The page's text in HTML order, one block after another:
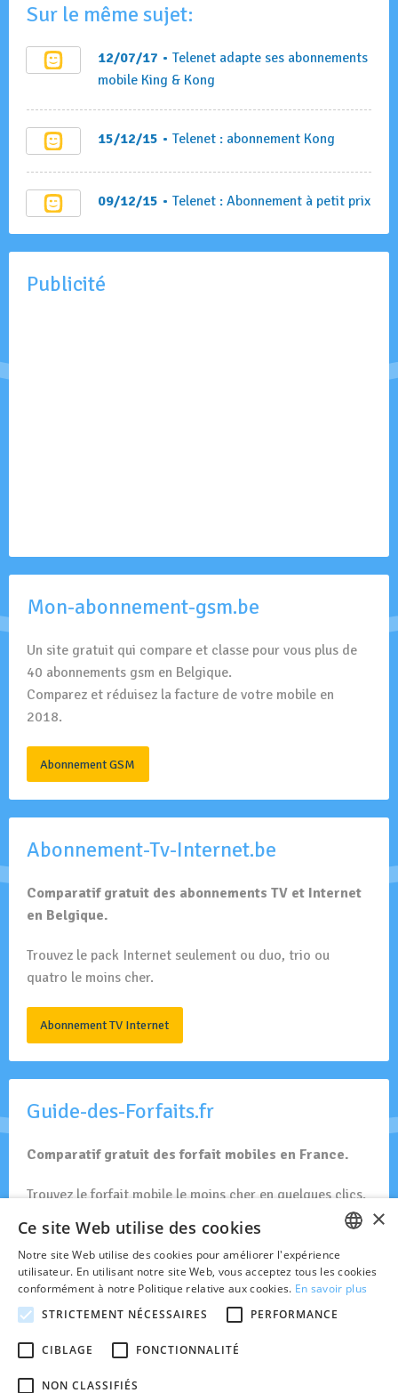
Sur le même sujet:
12/07/17 • Telenet adapte ses abonnements
mobile King & Kong
15/12/15 • Telenet : abonnement Kong
09/12/15 • Telenet : Abonnement à petit prix
Publicité
Mon-abonnement-gsm.be
Un site gratuit qui compare et classe pour vous plus de
40 abonnements gsm en Belgique.
Comparez et réduisez la facture de votre mobile en
2018.
Abonnement GSM
Abonnement-Tv-Internet.be
Comparatif gratuit des abonnements TV et Internet
en Belgique.
Trouvez le pack Internet seulement ou duo, trio ou
quatro le moins cher.
Abonnement TV Internet
Guide-des-Forfaits.fr
Comparatif gratuit des forfait mobiles en France.
Trouvez le forfait mobile le moins cher en quelques clics.
Toute l'actualité des réseaux GSM et opérateurs actifs en
© 2026 Belgsm.com est indépendant des opérateurs mobiles en Belgique.
Site édité par Bertholet Publishing sprl.
FRENCH
DUTCH
×
Ce site Web utilise des cookies
Notre site Web utilise des cookies pour améliorer l'expérience
utilisateur. En utilisant notre site Web, vous acceptez tous les cookies
conformément à notre Politique relative aux cookies. En savoir plus
STRICTEMENT NÉCESSAIRES
PERFORMANCE
CIBLAGE FONCTIONNALITÉ
NON CLASSIFIÉS